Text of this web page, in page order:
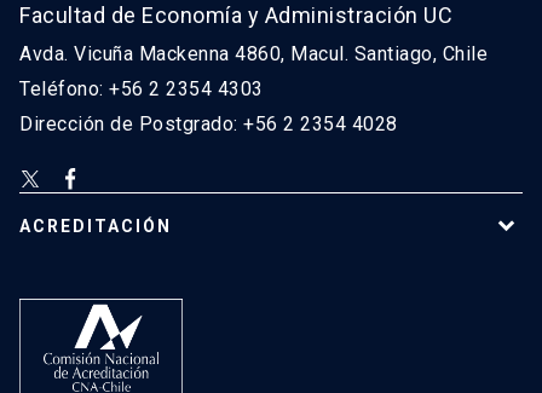
Facultad de Economía y Administración UC
Avda. Vicuña Mackenna 4860, Macul. Santiago, Chile
Teléfono: +56 2 2354 4303
Dirección de Postgrado: +56 2 2354 4028
ACREDITACIÓN